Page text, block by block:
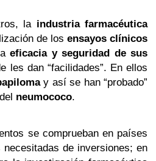
la industria farmacéutica
de los ensayos clínicos
eficacia y seguridad de sus
les dan “facilidades”. En ellos
y así se han “probado”
neumococo.
se comprueban en países
de inversiones; en